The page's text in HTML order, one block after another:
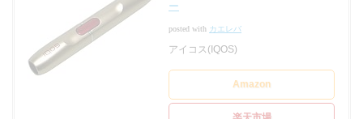
ー
posted with カエレバ
アイコス(IQOS)
Amazon